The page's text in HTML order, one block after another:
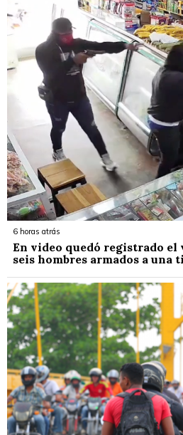
6 horas atrás
En video quedó registrado el
seis hombres armados a una